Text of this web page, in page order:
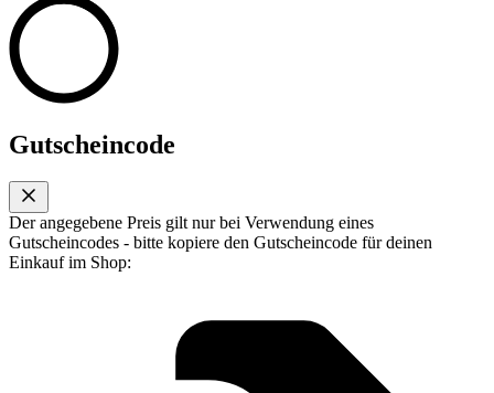
Gutscheincode
Der angegebene Preis gilt nur bei Verwendung eines
Gutscheincodes - bitte kopiere den Gutscheincode für deinen
Einkauf im Shop: